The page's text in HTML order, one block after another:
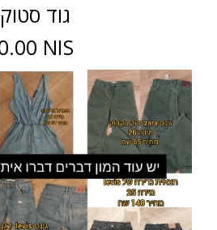
גוד סטוק
NIS